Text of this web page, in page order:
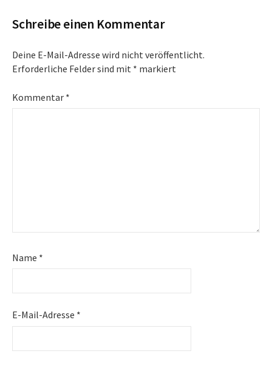
Schreibe einen Kommentar
Deine E-Mail-Adresse wird nicht veröffentlicht.
Erforderliche Felder sind mit * markiert
Kommentar *
Name *
E-Mail-Adresse *